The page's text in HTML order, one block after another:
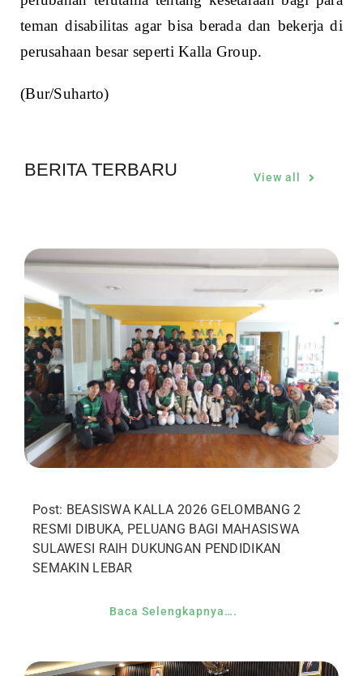
teman disabilitas agar bisa berada dan bekerja di
perusahaan besar seperti Kalla Group.
(Bur/Suharto)
BERITA TERBARU View all
Post: BEASISWA KALLA 2026 GELOMBANG 2
RESMI DIBUKA, PELUANG BAGI MAHASISWA
SULAWESI RAIH DUKUNGAN PENDIDIKAN
SEMAKIN LEBAR
Baca Selengkapnya….